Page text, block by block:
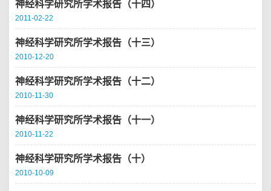
神经科学研究所学术报告（十四）
2011-02-22
神经科学研究所学术报告（十三）
2010-12-20
神经科学研究所学术报告（十二）
2010-11-30
神经科学研究所学术报告（十一）
2010-11-22
神经科学研究所学术报告（十）
2010-10-09